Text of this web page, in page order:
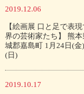
2019.12.06
【絵画展 口と足で表
界の芸術家たち】 熊本
城郡嘉島町 1月24日(金
(日)
2019.10.17